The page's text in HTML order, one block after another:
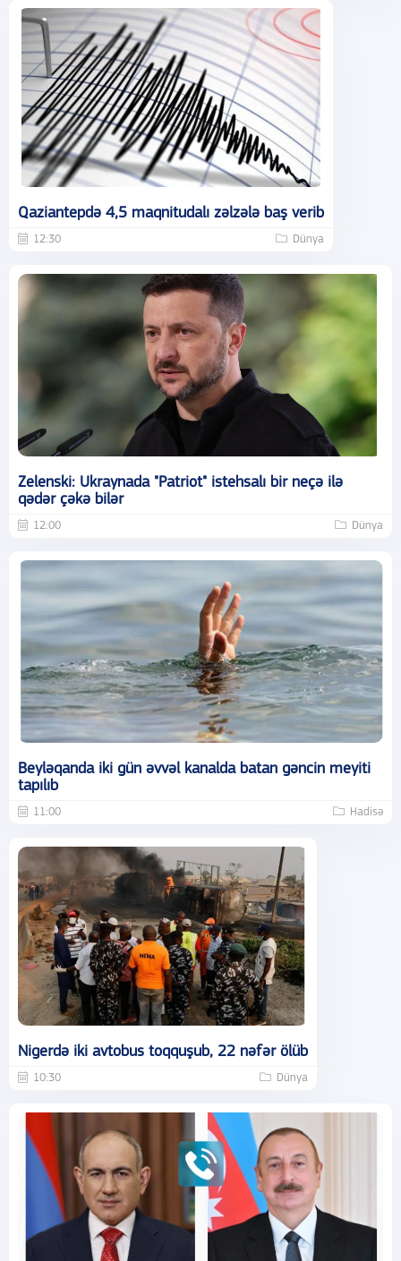
Qaziantepdə 4,5 maqnitudalı zəlzələ baş verib
12:30 Dünya
Zelenski: Ukraynada "Patriot" istehsalı bir neçə ilə
qədər çəkə bilər
12:00 Dünya
Beyləqanda iki gün əvvəl kanalda batan gəncin meyiti
tapılıb
11:00 Hadisə
Nigerdə iki avtobus toqquşub, 22 nəfər ölüb
10:30 Dünya